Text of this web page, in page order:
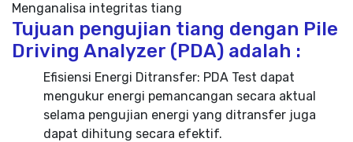
Menganalisa integritas tiang
Tujuan pengujian tiang dengan Pile
Driving Analyzer (PDA) adalah :
Efisiensi Energi Ditransfer: PDA Test dapat
mengukur energi pemancangan secara aktual
selama pengujian energi yang ditransfer juga
dapat dihitung secara efektif.